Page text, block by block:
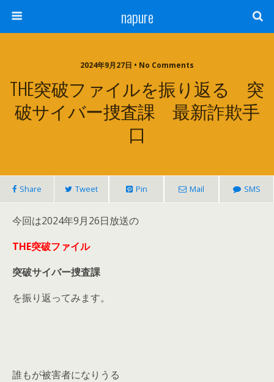
napure
2024年9月27日 • No Comments
THE突破ファイルを振り返る 突
破サイバー捜査課 最新詐欺手
口
Share Tweet Pin Mail SMS
今回は2024年9月26日放送の
THE突破ファイル
突破サイバー捜査課
を振り返ってみます。
誰もが被害者になりうる